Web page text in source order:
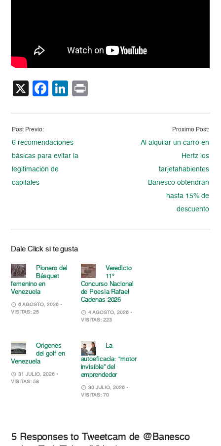
X Facebook
LinkedIn
Post Previo:
6 recomendaciones
básicas para evitar la
legitimación de
capitales
Proximo Post:
Al alquilar un carro en
Hertz los
tarjetahabientes
Banesco obtendrán
hasta 15% de
descuento
Dale Click si te gusta
Pionero del
Básquet
femenino en
Venezuela
6 AGOSTO, 2026 •
VISITAS: 25
Veredicto
11°
Concurso Nacional
de Poesía Rafael
Cadenas 2026
4 AGOSTO, 2026 •
VISITAS: 223
Orígenes
del golf en
Venezuela
31 JULIO, 2026 •
VISITAS: 58
La
autoeficacia: “motor
invisible” del
emprendedor
30 JULIO, 2026 •
VISITAS: 70
5 Responses to Tweetcam de @Banesco